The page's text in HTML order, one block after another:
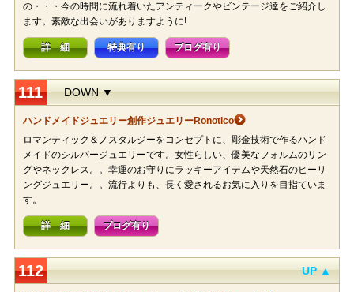
の・・・今の時間に流れ着いたアンティークやビンテージ達をご紹介し
ます。素敵な出会いがありますように!
詳 細 特典有り ブログ有り
111 DOWN ▼
ハンドメイドジュエリー創作ジュエリーRonotico
ロマンティック＆ノスタルジーをコンセプトに、彫金技術で作るハンド
メイドのシルバージュエリーです。女性らしい、優美なフォルムのリン
グやネックレス。。幸運のお守りにラッキーアイテムや天然石のヒーリ
ングジュエリー。。流行よりも、長く愛されるお気に入りを目指ていま
す。
詳 細 ブログ有り
112 UP ▲